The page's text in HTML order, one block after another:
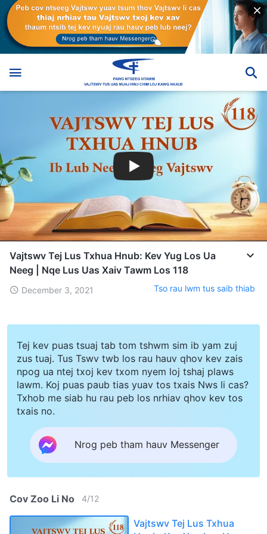
Vajtswv Tej Lus Txhua Hnub: Kev Yug Los Ua
Neeg | Nqe Lus Uas Xaiv Tawm Los 118
December 3, 2021 Tso rau lwm tus saib thiab
Tej kev puas tsuaj tab tom tshwm sim ib yam zuj
zus tuaj. Tus Tswv twb los rau hauv qhov kev zais
npog ua ntej txoj kev txom nyem loj tshaj plaws
lawm. Koj puas paub tias yuav tos txais Nws li cas?
Txhob me siab hu rau peb los nrhiav qhov kev tos
txais no.
Nrog peb tham hauv Messenger
Cov Zoo Li No 4/12
Vajtswv Tej Lus Txhua